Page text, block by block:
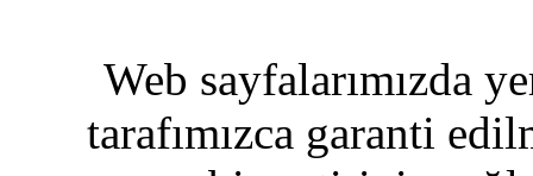
Web sayfalarımızda
tarafımızca garanti